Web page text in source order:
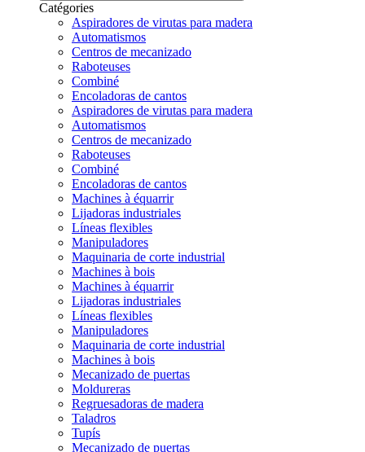
Catégories
Aspiradores de virutas para madera
Automatismos
Centros de mecanizado
Raboteuses
Combiné
Encoladoras de cantos
Aspiradores de virutas para madera
Automatismos
Centros de mecanizado
Raboteuses
Combiné
Encoladoras de cantos
Machines à équarrir
Lijadoras industriales
Líneas flexibles
Manipuladores
Maquinaria de corte industrial
Machines à bois
Machines à équarrir
Lijadoras industriales
Líneas flexibles
Manipuladores
Maquinaria de corte industrial
Machines à bois
Mecanizado de puertas
Moldureras
Regruesadoras de madera
Taladros
Tupís
Mecanizado de puertas